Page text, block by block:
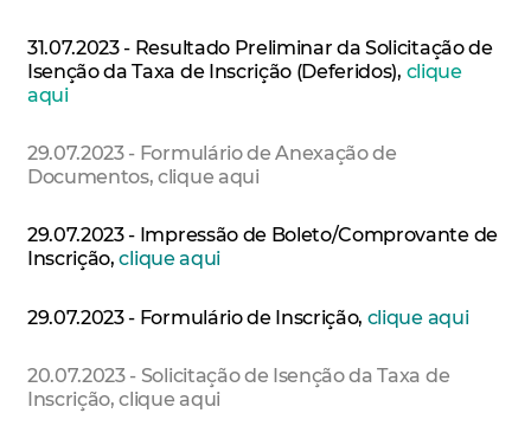
31.07.2023 - Resultado Preliminar da Solicitação de
Isenção da Taxa de Inscrição (Deferidos), clique
aqui
29.07.2023 - Formulário de Anexação de
Documentos, clique aqui
29.07.2023 - Impressão de Boleto/Comprovante de
Inscrição,clique aqui
29.07.2023 - Formulário de Inscrição, clique aqui
20.07.2023 - Solicitação de Isenção da Taxa de
Inscrição, clique aqui